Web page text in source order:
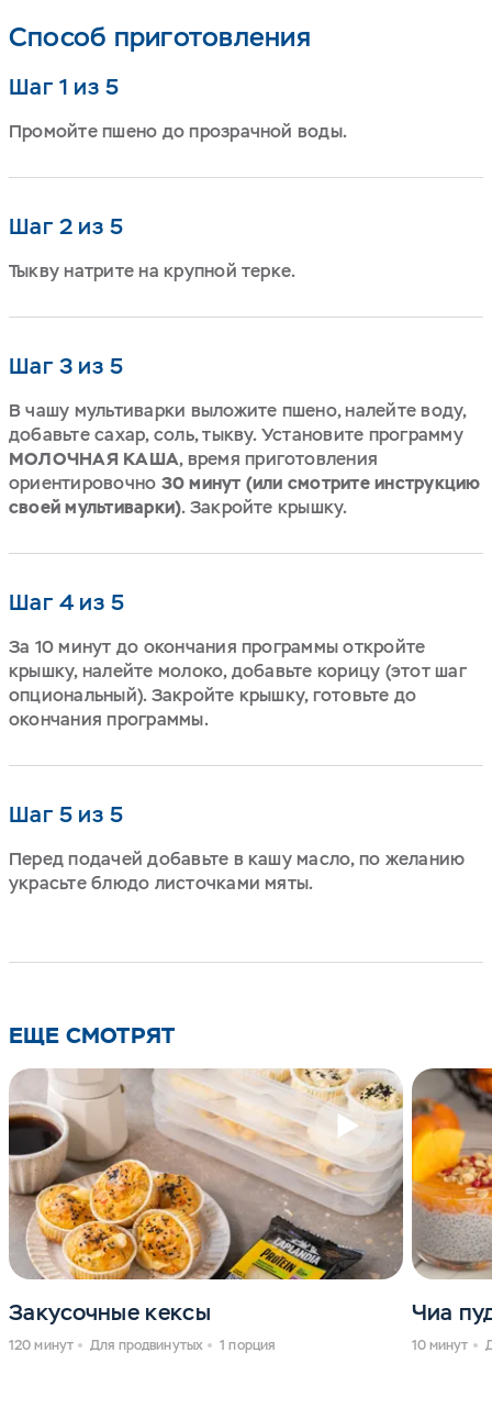
Способ приготовления
Шаг 1 из 5
Промойте пшено до прозрачной воды.
Шаг 2 из 5
Тыкву натрите на крупной терке.
Шаг 3 из 5
В чашу мультиварки выложите пшено, налейте воду,
добавьте сахар, соль, тыкву. Установите программу
МОЛОЧНАЯ КАША, время приготовления
ориентировочно 30 минут (или смотрите инструкцию
своей мультиварки). Закройте крышку.
Шаг 4 из 5
За 10 минут до окончания программы откройте
крышку, налейте молоко, добавьте корицу (этот шаг
опциональный). Закройте крышку, готовьте до
окончания программы.
Шаг 5 из 5
Перед подачей добавьте в кашу масло, по желанию
украсьте блюдо листочками мяты.
ЕЩЕ СМОТРЯТ
Закусочные кексы
120 минут Для продвинутых 1 порция
Чиа
10 минут